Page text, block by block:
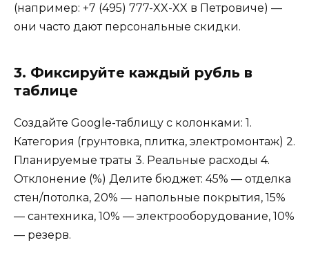
(например: +7 (495) 777-XX-XX в Петровиче) —
они часто дают персональные скидки.
3. Фиксируйте каждый рубль в
таблице
Создайте Google-таблицу с колонками: 1.
Категория (грунтовка, плитка, электромонтаж) 2.
Планируемые траты 3. Реальные расходы 4.
Отклонение (%) Делите бюджет: 45% — отделка
стен/потолка, 20% — напольные покрытия, 15%
— сантехника, 10% — электрооборудование, 10%
— резерв.